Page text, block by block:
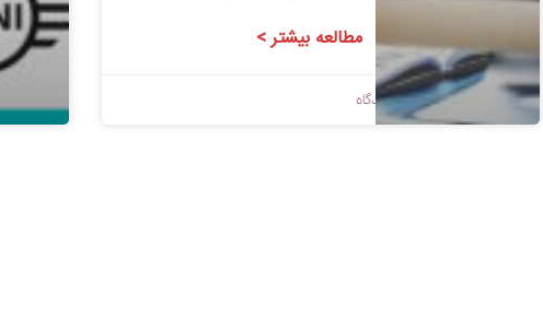
مطالعه بیشتر >
1399/06/02 بدون دیدگاه